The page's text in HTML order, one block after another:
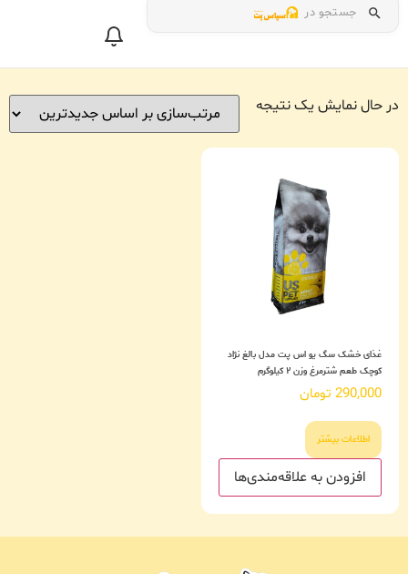
جستجو در
در حال نمایش یک نتیجه
غذای خشک سگ یو اس پت مدل بالغ نژاد
کوچک طعم شترمرغ وزن ۲ کیلوگرم
290,000 تومان
اطلاعات بیشتر
افزودن به علاقه‌مندی‌ها